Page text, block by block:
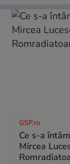
GSP.ro
Ce s-a
Mircea